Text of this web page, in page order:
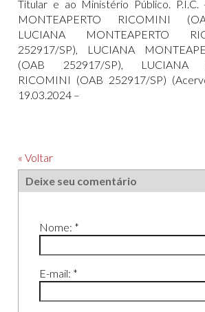
« Voltar
Deixe seu comentário
Nome: *
E-mail: *